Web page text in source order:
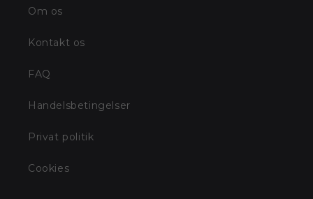
Om os
Kontakt os
FAQ
Handelsbetingelser
Privat politik
Cookies